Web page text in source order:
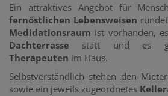
Ein attraktives Angebot für
fernöstlichen Lebensweisen
Medidationsraum ist vorhanden,
Dachterrasse statt und es
Therapeuten im Haus.
Selbstverständlich stehen den
sowie ein jeweils zugeordnetes